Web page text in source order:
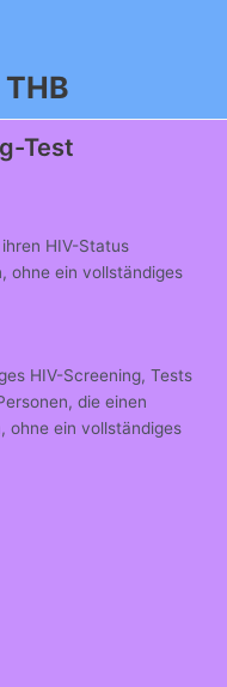
Test
HIV-Status
ohne ein vollständiges
HIV-Screening, Tests
die einen
ohne ein vollständiges